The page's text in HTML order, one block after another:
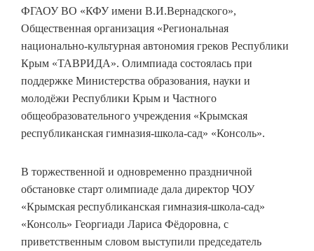
ФГАОУ ВО «КФУ имени В.И.Вернадского»,
Общественная организация «Региональная
национально-культурная автономия греков Республики
Крым «ТАВРИДА». Олимпиада состоялась при
поддержке Министерства образования, науки и
молодёжи Республики Крым и Частного
общеобразовательного учреждения «Крымская
республиканская гимназия-школа-сад» «Консоль».
В торжественной и одновременно праздничной
обстановке старт олимпиаде дала директор ЧОУ
«Крымская республиканская гимназия-школа-сад»
«Консоль» Георгиади Лариса Фёдоровна, с
приветственным словом выступили председатель